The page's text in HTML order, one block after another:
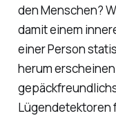
den Menschen?
damit einem
einer Person
herum
Lügendetektoren